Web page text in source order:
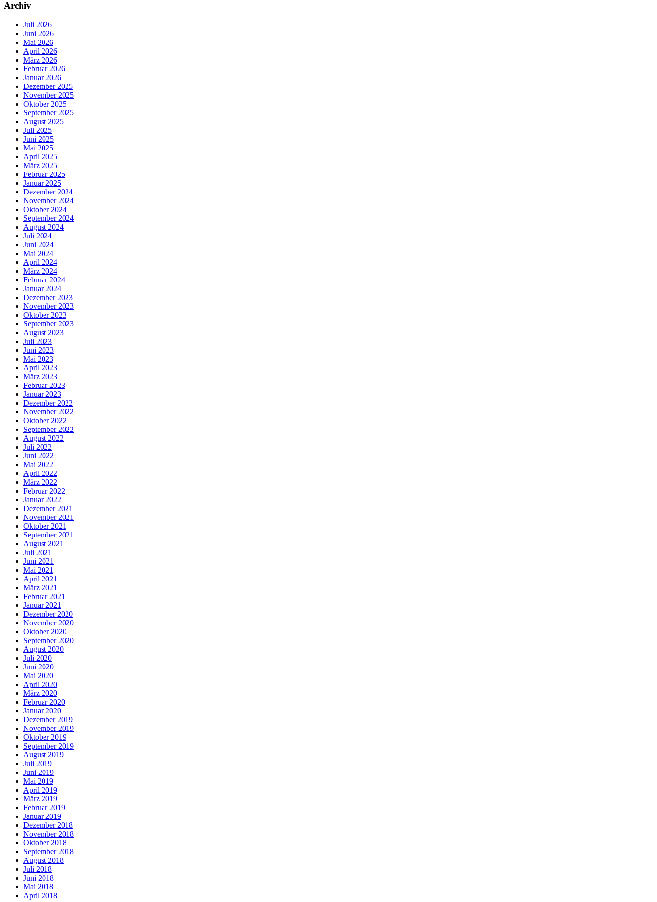
Archiv
Juli 2026
Juni 2026
Mai 2026
April 2026
März 2026
Februar 2026
Januar 2026
Dezember 2025
November 2025
Oktober 2025
September 2025
August 2025
Juli 2025
Juni 2025
Mai 2025
April 2025
März 2025
Februar 2025
Januar 2025
Dezember 2024
November 2024
Oktober 2024
September 2024
August 2024
Juli 2024
Juni 2024
Mai 2024
April 2024
März 2024
Februar 2024
Januar 2024
Dezember 2023
November 2023
Oktober 2023
September 2023
August 2023
Juli 2023
Juni 2023
Mai 2023
April 2023
März 2023
Februar 2023
Januar 2023
Dezember 2022
November 2022
Oktober 2022
September 2022
August 2022
Juli 2022
Juni 2022
Mai 2022
April 2022
März 2022
Februar 2022
Januar 2022
Dezember 2021
November 2021
Oktober 2021
September 2021
August 2021
Juli 2021
Juni 2021
Mai 2021
April 2021
März 2021
Februar 2021
Januar 2021
Dezember 2020
November 2020
Oktober 2020
September 2020
August 2020
Juli 2020
Juni 2020
Mai 2020
April 2020
März 2020
Februar 2020
Januar 2020
Dezember 2019
November 2019
Oktober 2019
September 2019
August 2019
Juli 2019
Juni 2019
Mai 2019
April 2019
März 2019
Februar 2019
Januar 2019
Dezember 2018
November 2018
Oktober 2018
September 2018
August 2018
Juli 2018
Juni 2018
Mai 2018
April 2018